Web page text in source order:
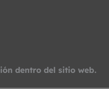
dentro del sitio web.